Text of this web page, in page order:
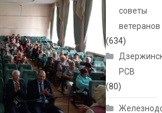
советы
ветеранов
(634)
РСВ
(80)